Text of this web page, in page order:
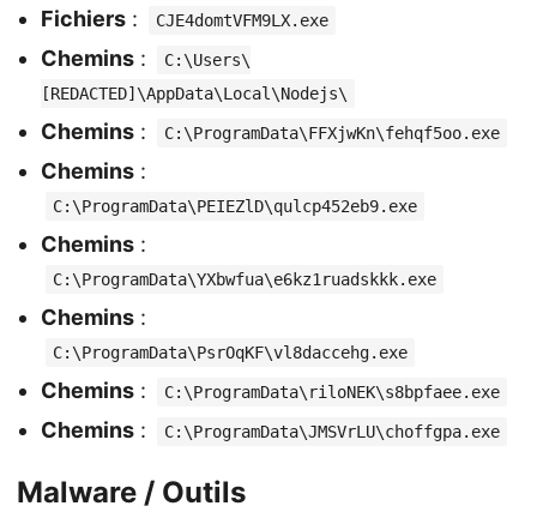
Fichiers : CJE4domtVFM9LX.exe
Chemins :
C:\Users\
[REDACTED]\AppData\Local\Nodejs\
Chemins : C:\ProgramData\FFXjwKn\fehqf5oo.exe
Chemins :
C:\ProgramData\PEIEZlD\qulcp452eb9.exe
Chemins :
C:\ProgramData\YXbwfua\e6kz1ruadskkk.exe
Chemins :
C:\ProgramData\PsrOqKF\vl8daccehg.exe
Chemins : C:\ProgramData\riloNEK\s8bpfaee.exe
Chemins : C:\ProgramData\JMSVrLU\choffgpa.exe
Malware / Outils